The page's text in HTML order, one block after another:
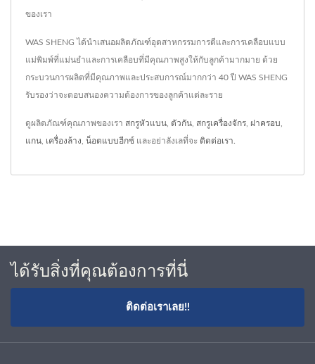
ของเรา
WAS SHENG ได้นำเสนอผลิตภัณฑ์อุตสาหกรรมการตีและการเคลือบแบบ
แม่พิมพ์ที่แม่นยำและการเคลือบที่มีคุณภาพสูงให้กับลูกค้ามากมาย ด้วย
กระบวนการผลิตที่มีคุณภาพและประสบการณ์มากกว่า 40 ปี WAS SHENG
รับรองว่าจะตอบสนองความต้องการของลูกค้าแต่ละราย
ดูผลิตภัณฑ์คุณภาพของเรา สกรูหัวแบน ตัวกัน สกรูเครื่องจักร ฝาครอบ
แกน เครื่องล้าง น็อตแบบฮีกซ์ และอย่าลังเลที่จะ ติดต่อเรา
ได้รับสิ่งที่คุณต้องการที่นี่
ติดต่อเราเลย!!